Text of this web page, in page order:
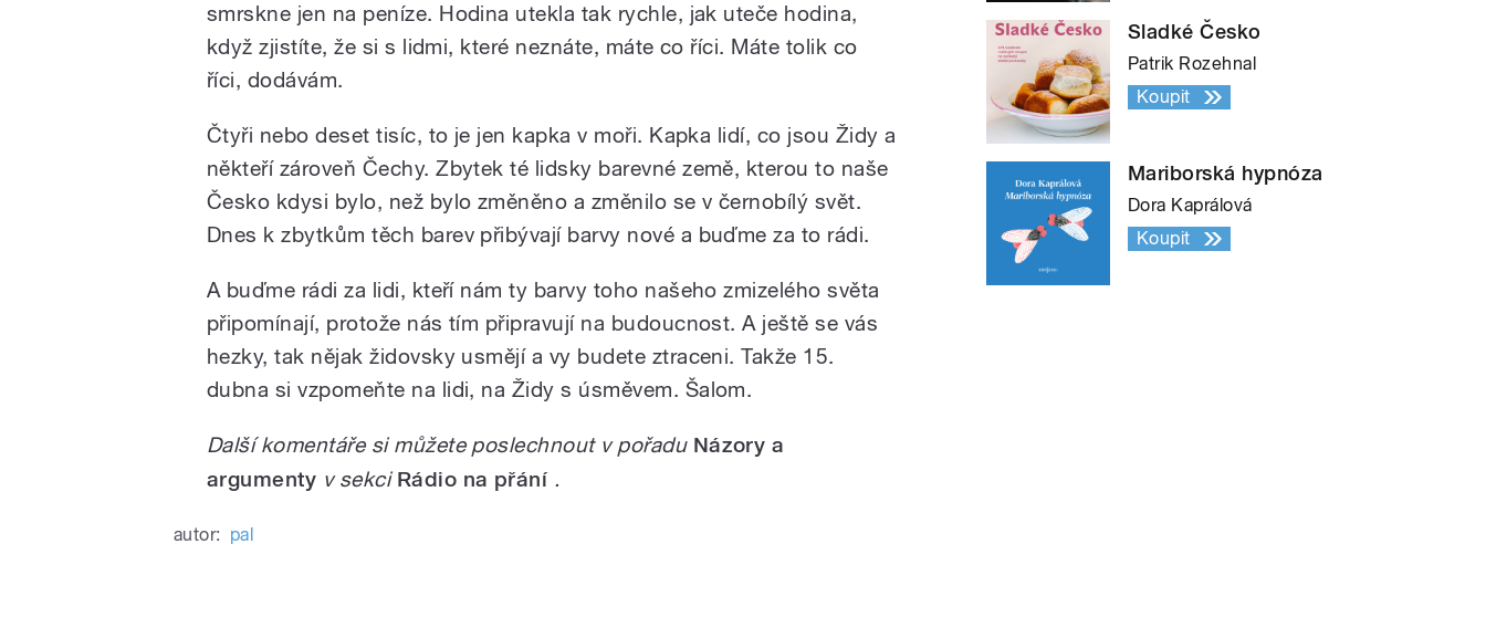
smrskne jen na peníze. Hodina utekla tak rychle, jak uteče hodina,
když zjistíte, že si s lidmi, které neznáte, máte co říci. Máte tolik co
říci, dodávám.
Čtyři nebo deset tisíc, to je jen kapka v moři. Kapka lidí, co jsou Židy a
někteří zároveň Čechy. Zbytek té lidsky barevné země, kterou to naše
Česko kdysi bylo, než bylo změněno a změnilo se v černobílý svět.
Dnes k zbytkům těch barev přibývají barvy nové a buďme za to rádi.
A buďme rádi za lidi, kteří nám ty barvy toho našeho zmizelého světa
připomínají, protože nás tím připravují na budoucnost. A ještě se vás
hezky, tak nějak židovsky usmějí a vy budete ztraceni. Takže 15.
dubna si vzpomeňte na lidi, na Židy s úsměvem. Šalom.
Další komentáře si můžete poslechnout v pořadu Názory a
argumenty v sekci Rádio na přání .
autor: pal
Sladké Česko
Patrik Rozehnal
Koupit
Mariborská hypnóza
Dora Kaprálová
Koupit